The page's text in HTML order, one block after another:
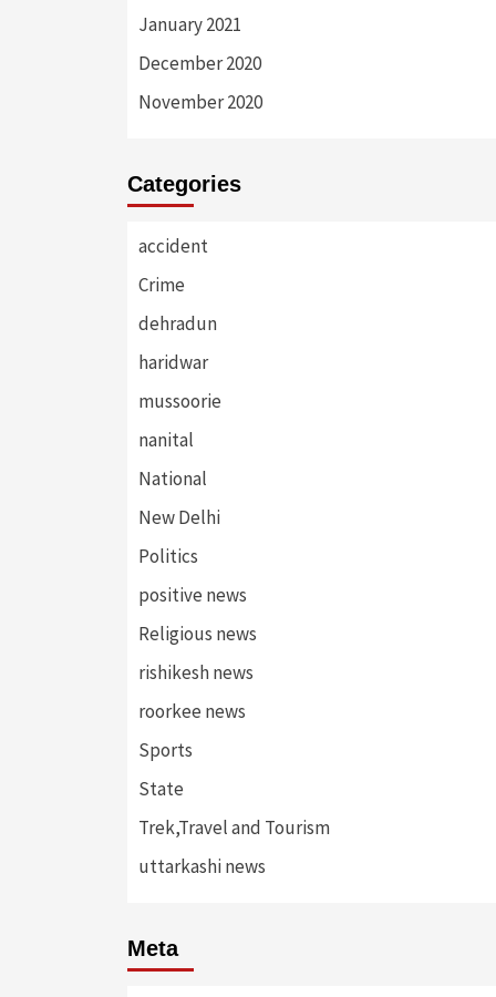
January 2021
December 2020
November 2020
Categories
accident
Crime
dehradun
haridwar
mussoorie
nanital
National
New Delhi
Politics
positive news
Religious news
rishikesh news
roorkee news
Sports
State
Trek,Travel and Tourism
uttarkashi news
Meta